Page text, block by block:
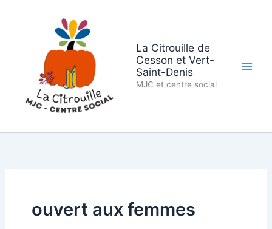
La Citrouille de
Cesson et Vert-
Saint-Denis
MJC et centre social
ouvert aux femmes